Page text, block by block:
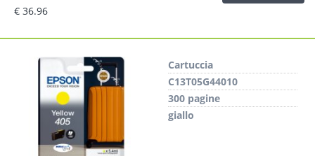
€ 36.96
Cartuccia
C13T05G44010
300 pagine
giallo